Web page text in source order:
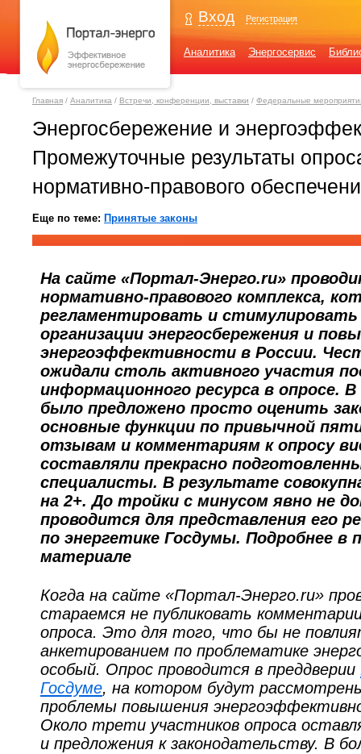
Вход Регистрация
Аналитика Энергосервис
Главная / Аналитика / Встречи, конференции, выставки / Федеральные
Энергосбережение и
Промежуточные результаты
нормативно-правового
Еще по теме: Принятые законы
На сайте «Портал-Энерго.ru»
нормативно-правового комплекса,
регламентировать и
организации энергосбережения и
энергоэффективности в России.
ожидали столь активного участия
информационного ресурса в опросе. В
было предложено просто оценить
основные функции по привычной
отзывам и комментариям к опросу
составляли прекрасно
специалисты. В результате
на 2+. До тройки с минусом явно не
проводится для представления его
по энергетике Госдумы. Подробнее в
материале
Когда на сайте «Портал-Энерго.ru»
стараемся не публиковать
опроса. Это для того, что бы не
анкетированием по проблематике
особый. Опрос проводится в преддверии
Госдуме, на котором будут
проблемы повышения
Около трети участников опроса
и предложения к законодательству. В